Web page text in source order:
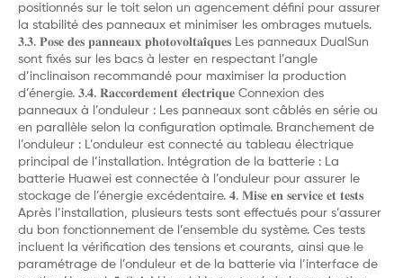
positionnés sur le toit selon un agencement défini pour assurer
la stabilité des panneaux et minimiser les ombrages mutuels.
𝟑.𝟑. 𝐏𝐨𝐬𝐞 𝐝𝐞𝐬 𝐩𝐚𝐧𝐧𝐞𝐚𝐮𝐱 𝐩𝐡𝐨𝐭𝐨𝐯𝐨𝐥𝐭𝐚𝐢̈𝐪𝐮𝐞𝐬 Les panneaux DualSun
sont fixés sur les bacs à lester en respectant l’angle
d’inclinaison recommandé pour maximiser la production
d’énergie. 𝟑.𝟒. 𝐑𝐚𝐜𝐜𝐨𝐫𝐝𝐞𝐦𝐞𝐧𝐭 𝐞́𝐥𝐞𝐜𝐭𝐫𝐢𝐪𝐮𝐞 Connexion des
panneaux à l’onduleur : Les panneaux sont câblés en série ou
en parallèle selon la configuration optimale. Branchement de
l’onduleur : L’onduleur est connecté au tableau électrique
principal de l’installation. Intégration de la batterie : La
batterie Huawei est connectée à l’onduleur pour assurer le
stockage de l’énergie excédentaire. 𝟒. 𝐌𝐢𝐬𝐞 𝐞𝐧 𝐬𝐞𝐫𝐯𝐢𝐜𝐞 𝐞𝐭 𝐭𝐞𝐬𝐭𝐬
Après l’installation, plusieurs tests sont effectués pour s’assurer
du bon fonctionnement de l’ensemble du système. Ces tests
incluent la vérification des tensions et courants, ainsi que le
paramétrage de l’onduleur et de la batterie via l’interface de